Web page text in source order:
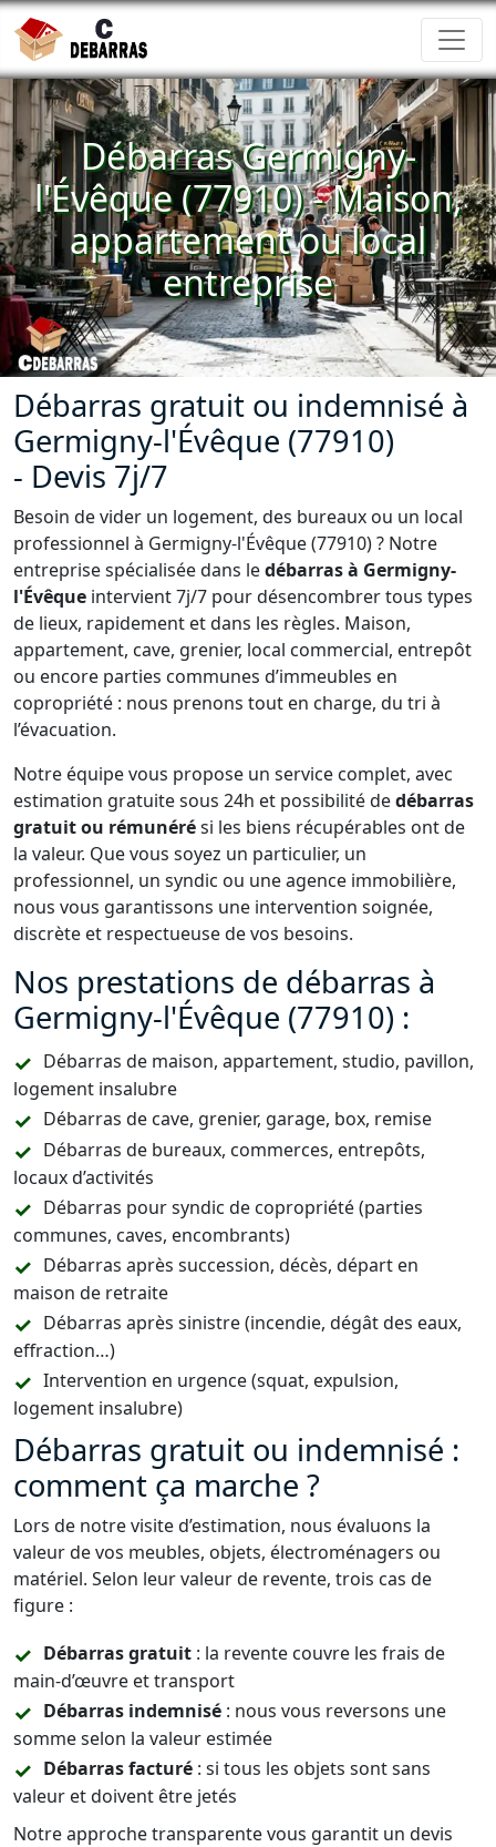
Débarras Germigny-
l'Évêque (77910) - Maison,
appartement ou local
entreprise
Débarras gratuit ou indemnisé à
Germigny-l'Évêque (77910)
- Devis 7j/7
Besoin de vider un logement, des bureaux ou un local
professionnel à Germigny-l'Évêque (77910) ? Notre
entreprise spécialisée dans ledébarras à Germigny-
l'Évêque intervient 7j/7 pour désencombrer tous types
de lieux, rapidement et dans les règles. Maison,
appartement, cave, grenier, local commercial, entrepôt
ou encore parties communes d’immeubles en
copropriété : nous prenons tout en charge, du tri à
l’évacuation.
Notre équipe vous propose un service complet, avec
estimation gratuite sous 24h et possibilité dedébarras
gratuit ou rémunérési les biens récupérables ont de
la valeur. Que vous soyez un particulier, un
professionnel, un syndic ou une agence immobilière,
nous vous garantissons une intervention soignée,
discrète et respectueuse de vos besoins.
Nos prestations de débarras à
Germigny-l'Évêque (77910) :
Débarras de maison, appartement, studio, pavillon,
logement insalubre
Débarras de cave, grenier, garage, box, remise
Débarras de bureaux, commerces, entrepôts,
locaux d’activités
Débarras pour syndic de copropriété (parties
communes, caves, encombrants)
Débarras après succession, décès, départ en
maison de retraite
Débarras après sinistre (incendie, dégât des eaux,
effraction…)
Intervention en urgence (squat, expulsion,
logement insalubre)
Débarras gratuit ou indemnisé :
comment ça marche ?
Lors de notre visite d’estimation, nous évaluons la
valeur de vos meubles, objets, électroménagers ou
matériel. Selon leur valeur de revente, trois cas de
figure :
Débarras gratuit : la revente couvre les frais de
main-d’œuvre et transport
Débarras indemnisé : nous vous reversons une
somme selon la valeur estimée
Débarras facturé : si tous les objets sont sans
valeur et doivent être jetés
Notre approche transparente vous garantit un devis